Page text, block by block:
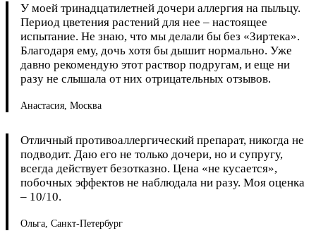
У моей тринадцатилетней дочери аллергия на пыльцу.
Период цветения растений для нее – настоящее
испытание. Не знаю, что мы делали бы без «Зиртека».
Благодаря ему, дочь хотя бы дышит нормально. Уже
давно рекомендую этот раствор подругам, и еще ни
разу не слышала от них отрицательных отзывов.
Анастасия, Москва
Отличный противоаллергический препарат, никогда не
подводит. Даю его не только дочери, но и супругу,
всегда действует безотказно. Цена «не кусается»,
побочных эффектов не наблюдала ни разу. Моя оценка
– 10/10.
Ольга, Санкт-Петербург